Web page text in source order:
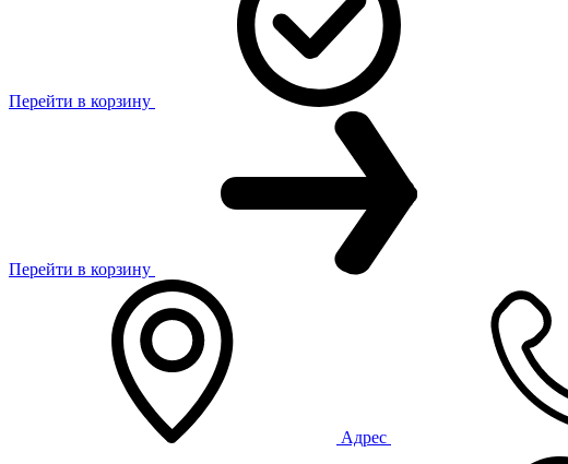
Перейти в корзину
Перейти в корзину
Адрес